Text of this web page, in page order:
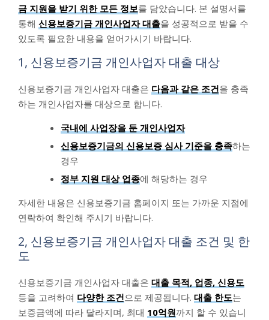
금 지원을 받기 위한 모든 정보를 담았습니다. 본 설명서를
통해 신용보증기금 개인사업자 대출을 성공적으로 받을 수
있도록 필요한 내용을 얻어가시기 바랍니다.
1, 신용보증기금 개인사업자 대출 대상
신용보증기금 개인사업자 대출은 다음과 같은 조건을 충족
하는 개인사업자를 대상으로 합니다.
국내에 사업장을 둔 개인사업자
신용보증기금의 신용보증 심사 기준을 충족하는
경우
정부 지원 대상 업종에 해당하는 경우
자세한 내용은 신용보증기금 홈페이지 또는 가까운 지점에
연락하여 확인해 주시기 바랍니다.
2, 신용보증기금 개인사업자 대출 조건 및 한
도
신용보증기금 개인사업자 대출은 대출 목적, 업종, 신용도
등을 고려하여 다양한 조건으로 제공됩니다. 대출 한도는
보증금액에 따라 달라지며, 최대 10억원까지 할 수 있습니